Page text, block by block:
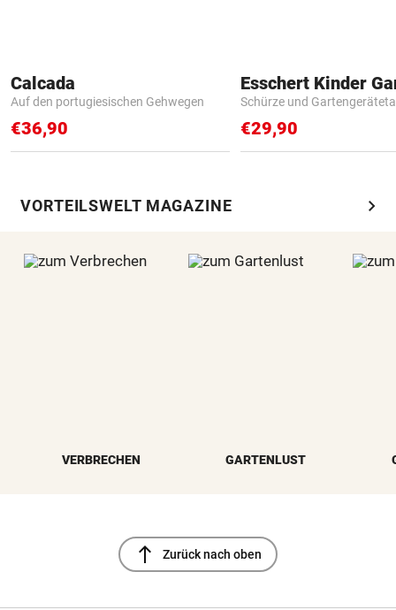
Calcada
Auf den portugiesischen Gehwegen
€36,90
Schürze und
€29,90
VORTEILSWELT MAGAZINE chevron_right
VERBRECHEN GARTENLUST
north Zurück nach oben